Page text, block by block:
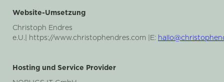
Website-Umsetzung
Christoph Endres
e.U.| https://www.christophendres.com |E:
Hosting und Service Provider